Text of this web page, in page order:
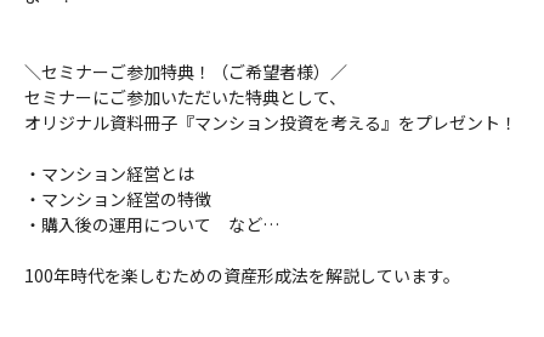
＼セミナーご参加特典！（ご希望者様）／
セミナーにご参加いただいた特典として、
オリジナル資料冊子『マンション投資を考える』をプレゼント！
・マンション経営とは
・マンション経営の特徴
・購入後の運用について など…
100年時代を楽しむための資産形成法を解説しています。